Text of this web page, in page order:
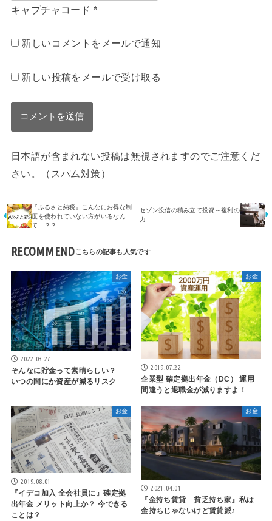
キャプチャコード *
新しいコメントをメールで通知
新しい投稿をメールで受け取る
日本語が含まれない投稿は無視されますのでご注意くだ
さい。（スパム対策）
『ふるさと納税』こんなにお得な制
度を使われていない方がいるなん
て…？？
セゾン投信の積み立て投資～複利の
力
RECOMMEND
お金
2022.03.27
そんなに貯金って素晴らしい？
いつの間にか資産が減るリスク
お金
2019.07.22
企業型 確定拠出年金（DC） 運用
間違うと退職金が減りますよ！
お金
2019.08.01
『イデコ加入 全会社員に』確定拠
出年金 メリット向上か？ 今できる
ことは？
お金
2021.04.01
『金持ち賃貸 貧乏持ち家』私は
金持ちじゃないけど賃貸派♪